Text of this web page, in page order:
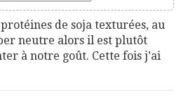
de soja texturées, au
neutre alors il est plutôt
à notre goût. Cette fois j’ai